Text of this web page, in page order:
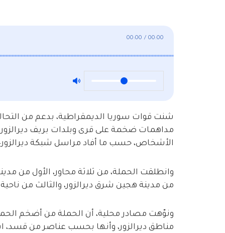
00:00 / 00:00
مداهمات ضخمة على قرى وبلدات بريف
الأشخاص، حسب ما أفاد مراسل شبكة ديرالزور24.
وانطلقت الحملة، من ثلاثة محاور، الأول من
من مدينة هجين شرق ديرالزور، والثالث من
ونوّهت مصادر محلية، أن الحملة من أضخم
مناطق ديرالزور، وأنها بحسب عناصر من